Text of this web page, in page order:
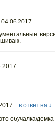
04.06.2017
в ответ на ↓
обучалка/демка